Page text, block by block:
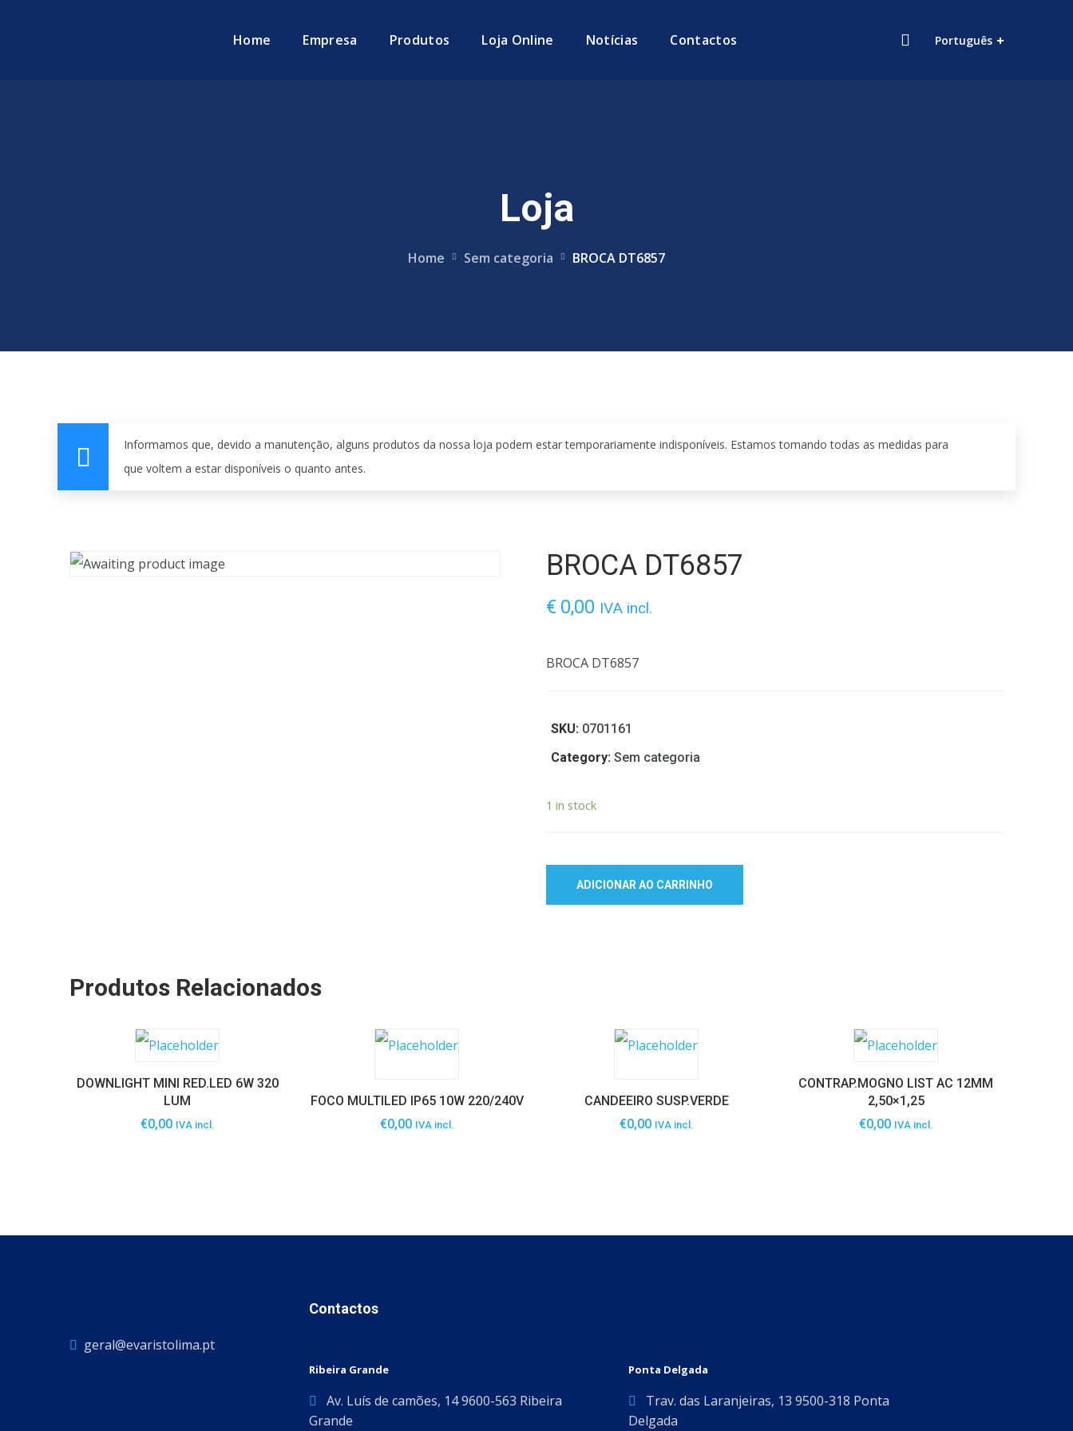
Home Empresa Produtos Loja Online Notícias Contactos Português
Loja
Home Sem categoria BROCA DT6857
Informamos que, devido a manutenção, alguns produtos da nossa loja podem estar temporariamente indisponíveis. Estamos tomando todas as medidas para
que voltem a estar disponíveis o quanto antes.
BROCA DT6857
€ 0,00 IVA incl.
BROCA DT6857
SKU: 0701161
Category: Sem categoria
1 in stock
ADICIONAR AO CARRINHO
Produtos Relacionados
DOWNLIGHT MINI RED.LED 6W 320
LUM
€0,00 IVA incl.
FOCO MULTILED IP65 10W 220/240V
€0,00 IVA incl.
CANDEEIRO SUSP.VERDE
€0,00 IVA incl.
CONTRAP.MOGNO LIST AC 12MM
2,50×1,25
€0,00 IVA incl.
geral@evaristolima.pt
Contactos
Ribeira Grande
Av. Luís de camões, 14 9600-563 Ribeira
Grande
Ponta Delgada
Trav. das Laranjeiras, 13 9500-318 Ponta
Delgada